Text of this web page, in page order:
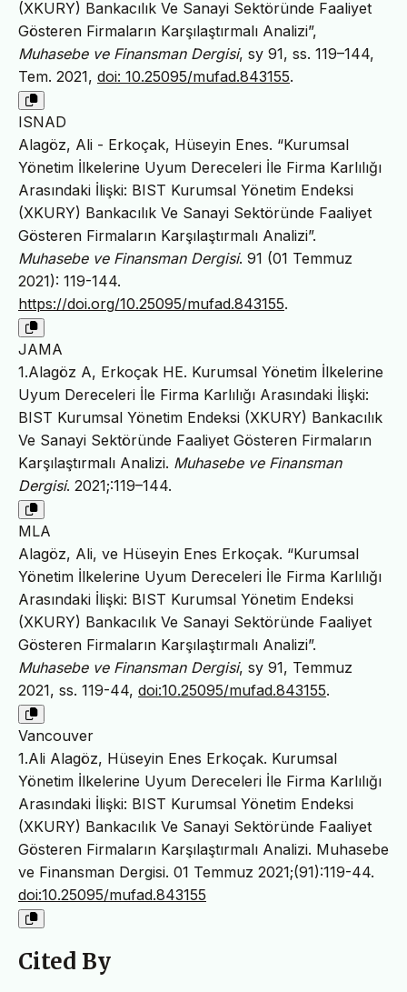
(XKURY) Bankacılık Ve Sanayi Sektöründe Faaliyet
Gösteren Firmaların Karşılaştırmalı Analizi”,
Muhasebe ve Finansman Dergisi, sy 91, ss. 119–144,
Tem. 2021, doi: 10.25095/mufad.843155.
ISNAD
Alagöz, Ali - Erkoçak, Hüseyin Enes. “Kurumsal
Yönetim İlkelerine Uyum Dereceleri İle Firma Karlılığı
Arasındaki İlişki: BIST Kurumsal Yönetim Endeksi
(XKURY) Bankacılık Ve Sanayi Sektöründe Faaliyet
Gösteren Firmaların Karşılaştırmalı Analizi”.
Muhasebe ve Finansman Dergisi. 91 (01 Temmuz
2021): 119-144.
https://doi.org/10.25095/mufad.843155.
JAMA
1.Alagöz A, Erkoçak HE. Kurumsal Yönetim İlkelerine
Uyum Dereceleri İle Firma Karlılığı Arasındaki İlişki:
BIST Kurumsal Yönetim Endeksi (XKURY) Bankacılık
Ve Sanayi Sektöründe Faaliyet Gösteren Firmaların
Karşılaştırmalı Analizi. Muhasebe ve Finansman
Dergisi. 2021;:119–144.
MLA
Alagöz, Ali, ve Hüseyin Enes Erkoçak. “Kurumsal
Yönetim İlkelerine Uyum Dereceleri İle Firma Karlılığı
Arasındaki İlişki: BIST Kurumsal Yönetim Endeksi
(XKURY) Bankacılık Ve Sanayi Sektöründe Faaliyet
Gösteren Firmaların Karşılaştırmalı Analizi”.
Muhasebe ve Finansman Dergisi, sy 91, Temmuz
2021, ss. 119-44, doi:10.25095/mufad.843155.
Vancouver
1.Ali Alagöz, Hüseyin Enes Erkoçak. Kurumsal
Yönetim İlkelerine Uyum Dereceleri İle Firma Karlılığı
Arasındaki İlişki: BIST Kurumsal Yönetim Endeksi
(XKURY) Bankacılık Ve Sanayi Sektöründe Faaliyet
Gösteren Firmaların Karşılaştırmalı Analizi. Muhasebe
ve Finansman Dergisi. 01 Temmuz 2021;(91):119-44.
doi:10.25095/mufad.843155
Cited By